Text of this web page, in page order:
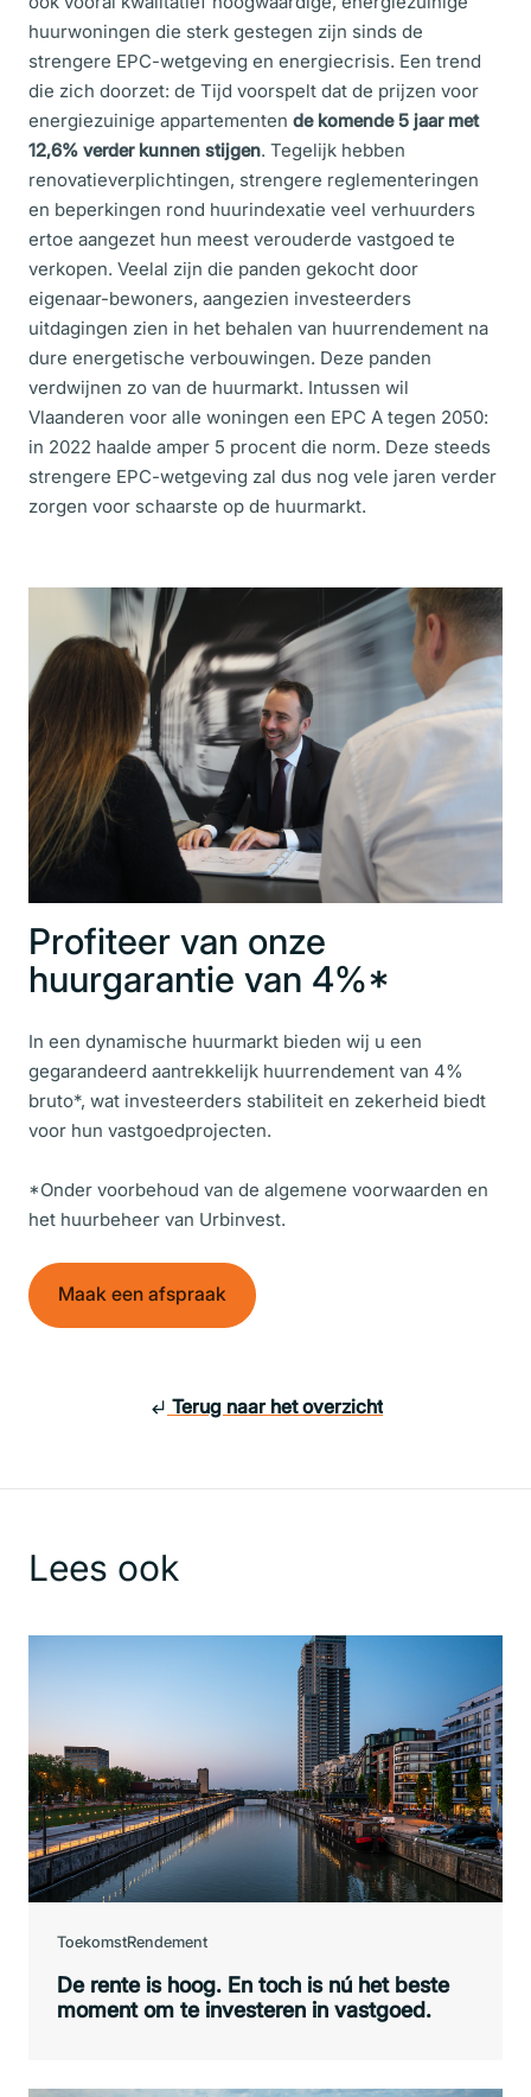
huurwoningen die sterk gestegen zijn sinds de
strengere EPC-wetgeving en energiecrisis. Een trend
die zich doorzet: de Tijd voorspelt dat de prijzen voor
energiezuinige appartementen de komende 5 jaar met
12,6% verder kunnen stijgen. Tegelijk hebben
renovatieverplichtingen, strengere reglementeringen
en beperkingen rond huurindexatie veel verhuurders
ertoe aangezet hun meest verouderde vastgoed te
verkopen. Veelal zijn die panden gekocht door
eigenaar-bewoners, aangezien investeerders
uitdagingen zien in het behalen van huurrendement na
dure energetische verbouwingen. Deze panden
verdwijnen zo van de huurmarkt. Intussen wil
Vlaanderen voor alle woningen een EPC A tegen 2050:
in 2022 haalde amper 5 procent die norm. Deze steeds
strengere EPC-wetgeving zal dus nog vele jaren verder
zorgen voor schaarste op de huurmarkt.
Profiteer van onze
huurgarantie van 4%*
In een dynamische huurmarkt bieden wij u een
gegarandeerd aantrekkelijk huurrendement van 4%
bruto*, wat investeerders stabiliteit en zekerheid biedt
voor hun vastgoedprojecten.
*Onder voorbehoud van de algemene voorwaarden en
het huurbeheer van Urbinvest.
Maak een afspraak
Terug naar het overzicht
Lees ook
ToekomstRendement
De rente is hoog. En toch is nú het beste
moment om te investeren in vastgoed.